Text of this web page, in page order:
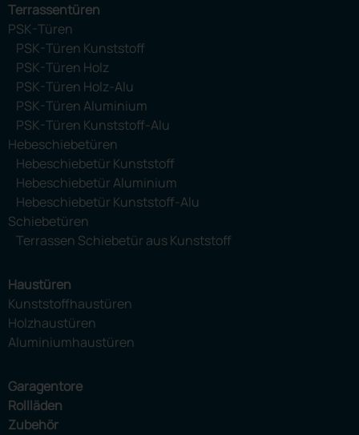
Terrassentüren
PSK-Türen
PSK-Türen Kunststoff
PSK-Türen Holz
PSK-Türen Holz-Alu
PSK-Türen Aluminium
PSK-Türen Kunststoff-Alu
Hebeschiebetüren
Hebeschiebetür Kunststoff
Hebeschiebetür Aluminium
Hebeschiebetür Kunststoff-Alu
Schiebetüren
Terrassen Schiebetür aus Kunststoff
Haustüren
Kunststoffhaustüren
Holzhaustüren
Aluminiumhaustüren
Garagentore
Rollläden
Zubehör